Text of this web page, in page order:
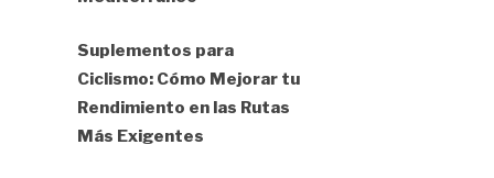
Suplementos para
Ciclismo: Cómo Mejorar tu
Rendimiento en las Rutas
Más Exigentes